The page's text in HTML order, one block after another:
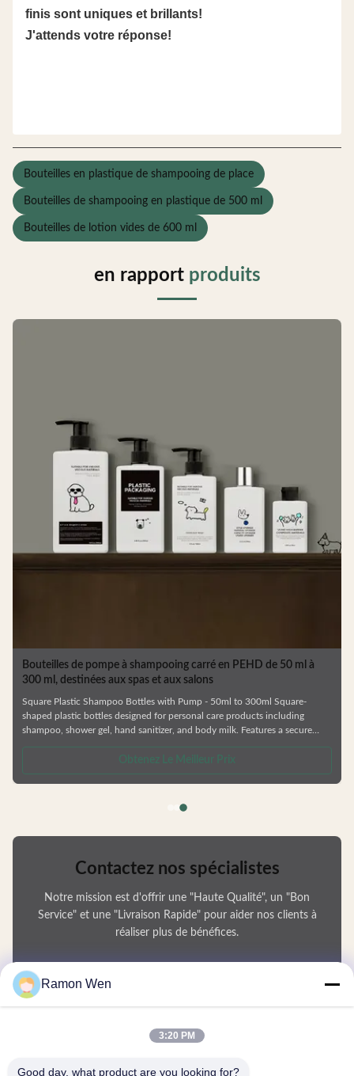
finis sont uniques et brillants!
J'attends votre réponse!
Bouteilles en plastique de shampooing de place
Bouteilles de shampooing en plastique de 500 ml
Bouteilles de lotion vides de 600 ml
en rapport produits
Bouteilles de pompe à shampooing carré en PEHD de 50 ml à
300 ml, destinées aux spas et aux salons
Square Plastic Shampoo Bottles with Pump - 50ml to 300ml Square-
shaped plastic bottles designed for personal care products including
shampoo, shower gel, hand sanitizer, and body milk. Features a secure
Specifications Available Volumes Customization Options Factory direct
pricing Custom colors and logos available Compatible with lotion pumps,
spray pumps, and screw caps Matte and shiny finish options
Obtenez Le Meilleur Prix
Contactez nos spécialistes
Notre mission est d'offrir une "Haute Qualité", un "Bon
Service" et une "Livraison Rapide" pour aider nos clients à
réaliser plus de bénéfices.
Votre Nom
Ramon Wen
3:20 PM
Good day, what product are you looking for?